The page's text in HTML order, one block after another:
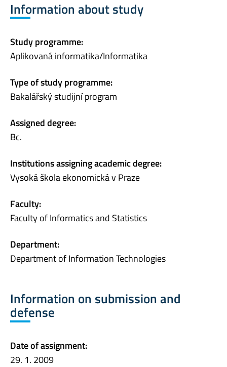
Information about study
Study programme:
Aplikovaná informatika/Informatika
Type of study programme:
Bakalářský studijní program
Assigned degree:
Bc.
Institutions assigning academic degree:
Vysoká škola ekonomická v Praze
Faculty:
Faculty of Informatics and Statistics
Department:
Department of Information Technologies
Information on submission and
defense
Date of assignment:
29. 1. 2009